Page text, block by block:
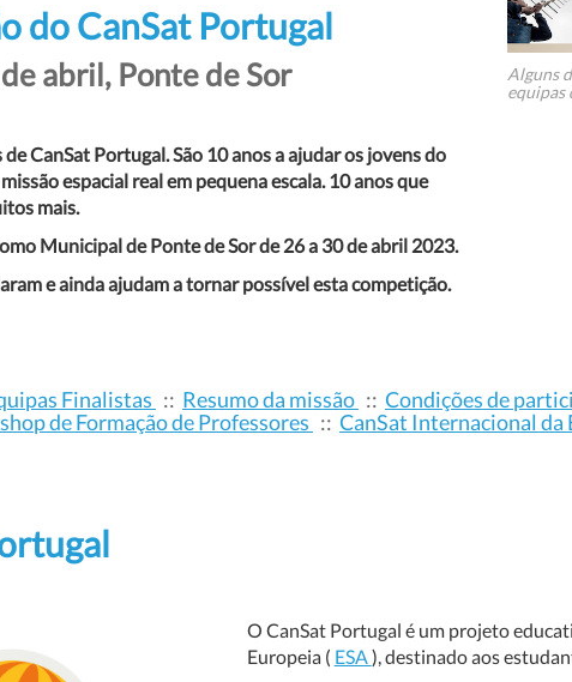
do CanSat Portugal
abril, Ponte de Sor
CanSat Portugal. São 10 anos a ajudar os jovens do
espacial real em pequena escala. 10 anos que
mais.
Municipal de Ponte de Sor de 26 a 30 de abril 2023.
e ainda ajudam a tornar possível esta competição.
Alguns
equipas
Finalistas :: Resumo da missão :: Condições de
de Formação de Professores :: CanSat Internacional da
O CanSat Portugal é um projeto
Europeia ( ESA), destinado aos